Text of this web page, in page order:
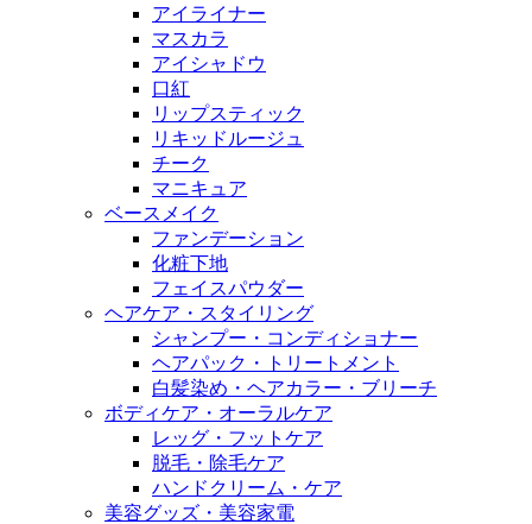
アイライナー
マスカラ
アイシャドウ
口紅
リップスティック
リキッドルージュ
チーク
マニキュア
ベースメイク
ファンデーション
化粧下地
フェイスパウダー
ヘアケア・スタイリング
シャンプー・コンディショナー
ヘアパック・トリートメント
白髪染め・ヘアカラー・ブリーチ
ボディケア・オーラルケア
レッグ・フットケア
脱毛・除毛ケア
ハンドクリーム・ケア
美容グッズ・美容家電